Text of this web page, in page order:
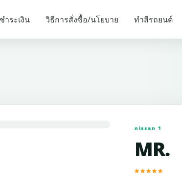
ชำระเงิน วิธีการสั่งซื้อ/นโยบาย ทำสีรถยนต์
รายการแนะนำ
nissan 1
MR.